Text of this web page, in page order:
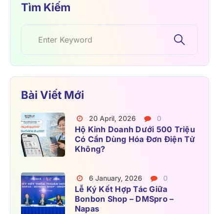
Tìm Kiếm
Bài Viết Mới
Hộ Kinh Doanh Dưới 500 Triệu
Có Cần Dùng Hóa Đơn Điện Tử
Không?
20 April, 2026 0
Lễ Ký Kết Hợp Tác Giữa
Bonbon Shop – DMSpro –
Napas
6 January, 2026 0